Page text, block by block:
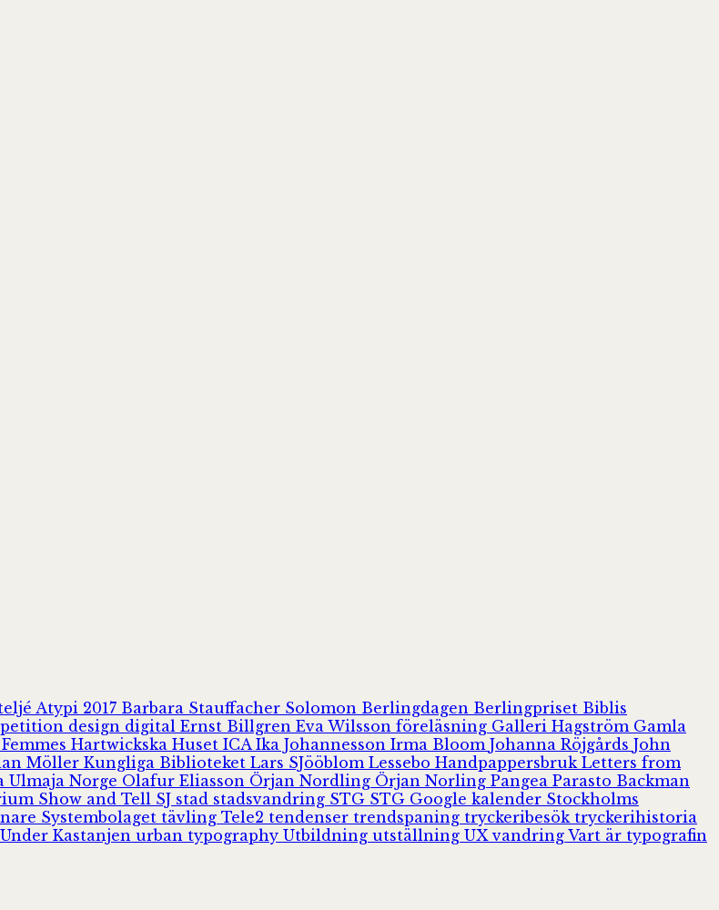
Atypi 2017 Barbara Stauffacher Solomon Berlingdagen Berlingpriset Biblis
design digital Ernst Billgren Eva Wilsson föreläsning Galleri Hagström Gamla
Hartwickska Huset ICA Ika Johannesson Irma Bloom Johanna Röjgårds John
Möller Kungliga Biblioteket Lars SJööblom Lessebo Handpappersbruk Letters from
Ulmaja Norge Olafur Eliasson Örjan Nordling Örjan Norling Pangea Parasto Backman
Show and Tell SJ stad stadsvandring STG STG Google kalender Stockholms
Systembolaget tävling Tele2 tendenser trendspaning tryckeribesök tryckerihistoria
Under Kastanjen urban typography Utbildning utställning UXvandring Vart är typografin